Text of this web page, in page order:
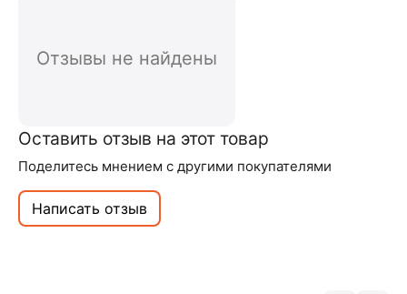
Отзывы не найдены
Оставить отзыв на этот товар
Поделитесь мнением с другими покупателями
Написать отзыв